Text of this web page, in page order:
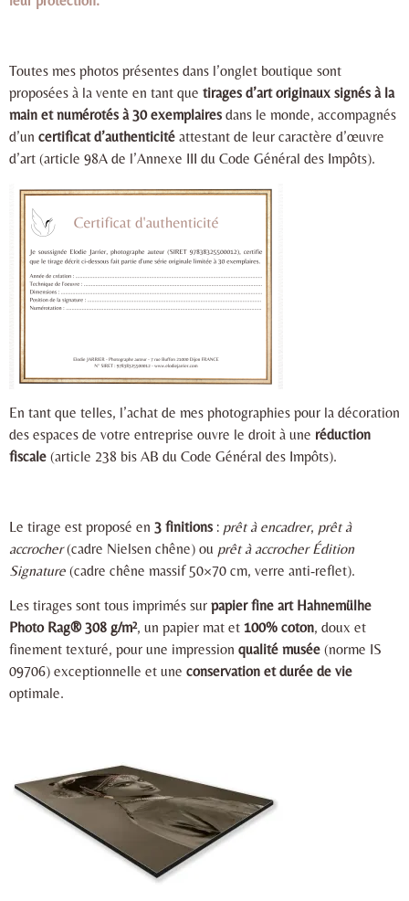
Toutes mes photos présentes dans l’onglet boutique sont
proposées à la vente en tant que tirages d’art originaux signés à la
main et numérotés à 30 exemplaires dans le monde, accompagnés
d’un certificat d’authenticité attestant de leur caractère d’œuvre
d’art (article 98A de l’Annexe III du Code Général des Impôts).
En tant que telles, l’achat de mes photographies pour la décoration
des espaces de votre entreprise ouvre le droit à une réduction
fiscale (article 238 bis AB du Code Général des Impôts).
Le tirage est proposé en 3 finitions : prêt à encadrer, prêt à
accrocher(cadre Nielsen chêne) ou prêt à accrocher Édition
Signature (cadre chêne massif 50×70 cm, verre anti-reflet).
Les tirages sont tous imprimés sur papier fine art Hahnemülhe
Photo Rag® 308 g/m², un papier mat et 100% coton, doux et
finement texturé, pour une impression qualité musée (norme IS
09706) exceptionnelle et une conservation et durée de vie
optimale.